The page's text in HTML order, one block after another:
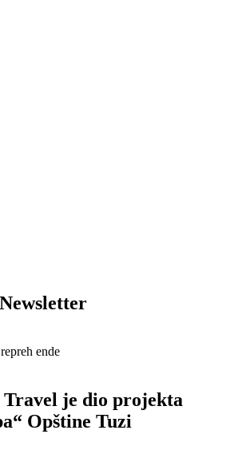
ende
je dio projekta
Opštine Tuzi